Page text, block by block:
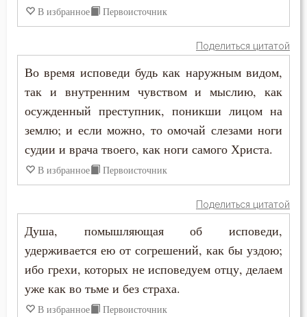
В избранное Первоисточник
Поделиться цитатой
Во время исповеди будь как наружным видом,
так и внутренним чувством и мыслию, как
осужденный преступник, поникши лицом на
землю; и если можно, то омочай слезами ноги
судии и врача твоего, как ноги самого Христа.
В избранное Первоисточник
Поделиться цитатой
Душа, помышляющая об исповеди,
удерживается ею от согрешений, как бы уздою;
ибо грехи, которых не исповедуем отцу, делаем
уже как во тьме и без страха.
В избранное Первоисточник